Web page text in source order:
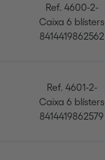
Ref. 4600-2-
Caixa 6 blísters
8414419862562
Ref. 4601-2-
Caixa 6 blísters
8414419862579